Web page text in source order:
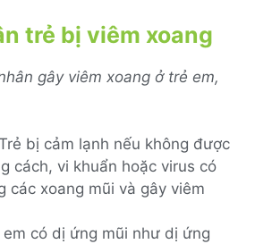
trẻ bị viêm xoang
gây viêm xoang ở trẻ em,
bị cảm lạnh nếu không được
cách, vi khuẩn hoặc virus có
các xoang mũi và gây viêm
em có dị ứng mũi như dị ứng